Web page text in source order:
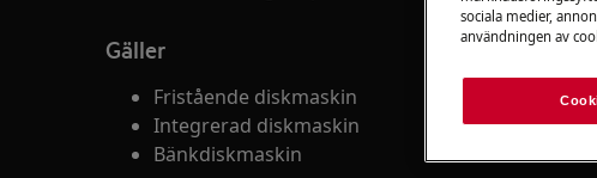
Gäller
Fristående diskmaskin
Integrerad diskmaskin
Bänkdiskmaskin
sociala medier,
användningen av